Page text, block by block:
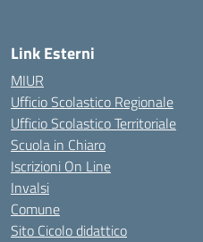
Link Esterni
MIUR
Ufficio Scolastico Regionale
Ufficio Scolastico Territoriale
Scuola in Chiaro
Iscrizioni On Line
Invalsi
Comune
Sito Cicolo didattico